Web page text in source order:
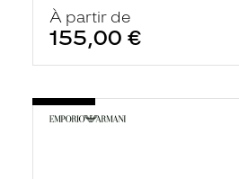
À partir de
155,00 €